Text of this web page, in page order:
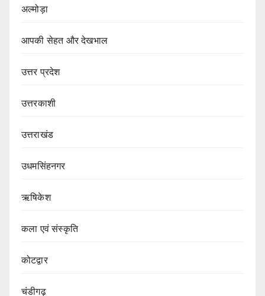
अल्मोड़ा
आपकी सेहत और देखभाल
उत्तर प्रदेश
उत्तरकाशी
उत्तराखंड
उधमसिंहनगर
ऋषिकेश
कला एवं संस्कृति
कोटद्वार
चंडीगढ़